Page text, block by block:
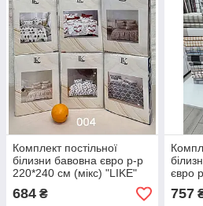
Комплект постільної
білизни бавовна євро р-р
220*240 см (мікс) "LIKE"
недорого від прямого
постачальника
684 ₴
євро
757